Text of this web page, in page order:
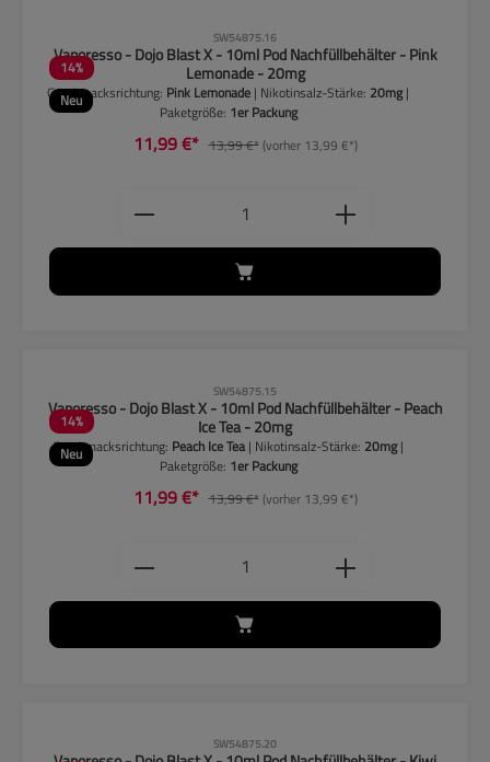
14%
Neu
SW54875.16
Vaporesso - Dojo Blast X - 10ml Pod Nachfüllbehälter - Pink
Lemonade - 20mg
Geschmacksrichtung: Pink Lemonade | Nikotinsalz-Stärke: 20mg|
Paketgröße: 1er Packung
11,99 €* 13,99 €*(vorher 13,99 €*)
Produkt Anzahl: Gib den
14%
Neu
SW54875.15
Vaporesso - Dojo Blast X - 10ml Pod Nachfüllbehälter - Peach
Ice Tea - 20mg
Geschmacksrichtung: Peach Ice Tea| Nikotinsalz-Stärke: 20mg|
Paketgröße: 1er Packung
11,99 €* 13,99 €*(vorher 13,99 €*)
Produkt Anzahl: Gib den
SW54875.20